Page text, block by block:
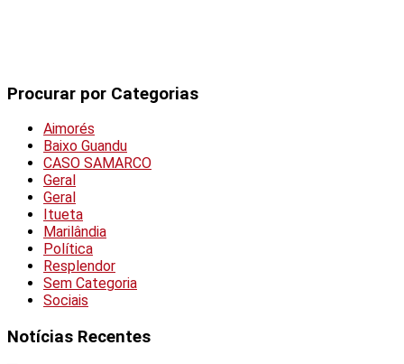
Procurar por Categorias
Aimorés
Baixo Guandu
CASO SAMARCO
Geral
Geral
Itueta
Marilândia
Política
Resplendor
Sem Categoria
Sociais
Notícias Recentes